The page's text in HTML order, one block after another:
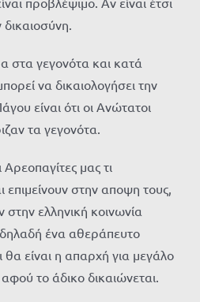
δικαιοσύνη.
στα γεγονότα και κατά
να δικαιολογήσει την
είναι ότι οι Ανώτατοι
τα γεγονότα.
μας τι
στην αποψη τους,
ελληνική κοινωνία
ένα αθεράπευτο
είναι η απαρχή για μεγάλο
το άδικο δικαιώνεται.